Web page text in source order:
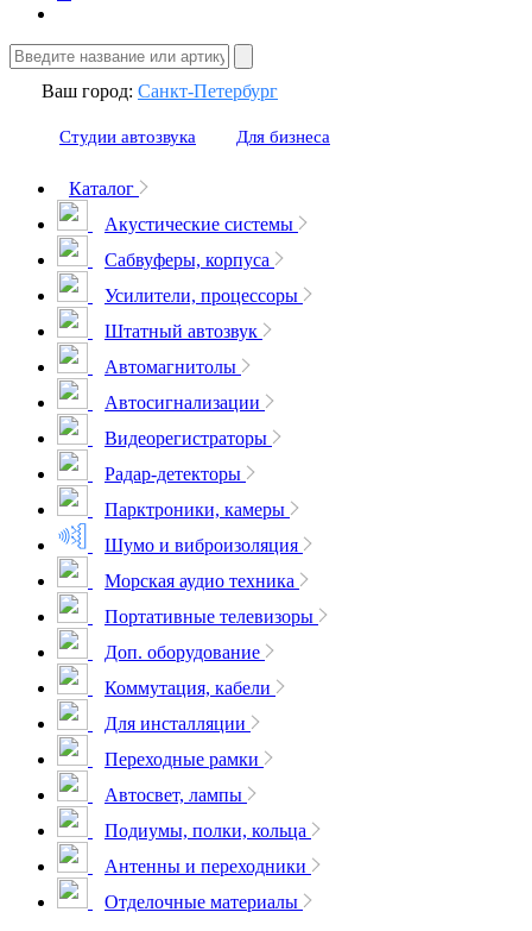
Ваш город: Санкт-Петербург
Студии автозвука Для бизнеса
Каталог
Акустические системы
Сабвуферы, корпуса
Усилители, процессоры
Штатный автозвук
Автомагнитолы
Автосигнализации
Видеорегистраторы
Радар-детекторы
Парктроники, камеры
Шумо и виброизоляция
Морская аудио техника
Портативные телевизоры
Доп. оборудование
Коммутация, кабели
Для инсталляции
Переходные рамки
Автосвет, лампы
Подиумы, полки, кольца
Антенны и переходники
Отделочные материалы